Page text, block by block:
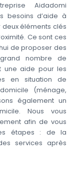
Aidadomi
besoins d’aide à
éléments clés
Ce sont ces
de proposer des
nombre de
une aide pour les
en situation de
(ménage,
également un
Nous vous
afin de vous
étapes : de la
services après